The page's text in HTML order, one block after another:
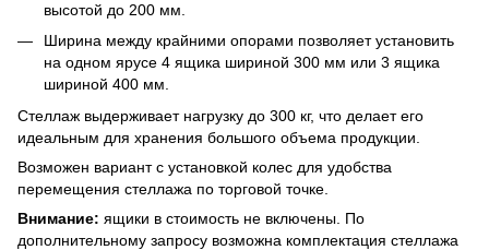
высотой до 200 мм.
Ширина между крайними опорами позволяет установить
на одном ярусе 4 ящика шириной 300 мм или 3 ящика
шириной 400 мм.
Стеллаж выдерживает нагрузку до 300 кг, что делает его
идеальным для хранения большого объема продукции.
Возможен вариант с установкой колес для удобства
перемещения стеллажа по торговой точке.
Внимание: ящики в стоимость не включены. По
дополнительному запросу возможна комплектация стеллажа